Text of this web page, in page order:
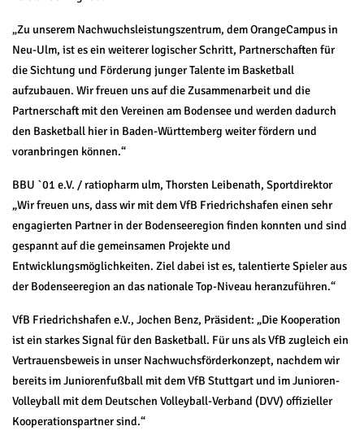
„Zu unserem Nachwuchsleistungszentrum, dem OrangeCampus in
Neu-Ulm, ist es ein weiterer logischer Schritt, Partnerschaften für
die Sichtung und Förderung junger Talente im Basketball
aufzubauen. Wir freuen uns auf die Zusammenarbeit und die
Partnerschaft mit den Vereinen am Bodensee und werden dadurch
den Basketball hier in Baden-Württemberg weiter fördern und
voranbringen können.“
BBU `01 e.V. / ratiopharm ulm, Thorsten Leibenath, Sportdirektor
„Wir freuen uns, dass wir mit dem VfB Friedrichshafen einen sehr
engagierten Partner in der Bodenseeregion finden konnten und sind
gespannt auf die gemeinsamen Projekte und
Entwicklungsmöglichkeiten. Ziel dabei ist es, talentierte Spieler aus
der Bodenseeregion an das nationale Top-Niveau heranzuführen.“
VfB Friedrichshafen e.V., Jochen Benz, Präsident: „Die Kooperation
ist ein starkes Signal für den Basketball. Für uns als VfB zugleich ein
Vertrauensbeweis in unser Nachwuchsförderkonzept, nachdem wir
bereits im Juniorenfußball mit dem VfB Stuttgart und im Junioren-
Volleyball mit dem Deutschen Volleyball-Verband (DVV) offizieller
Kooperationspartner sind.“